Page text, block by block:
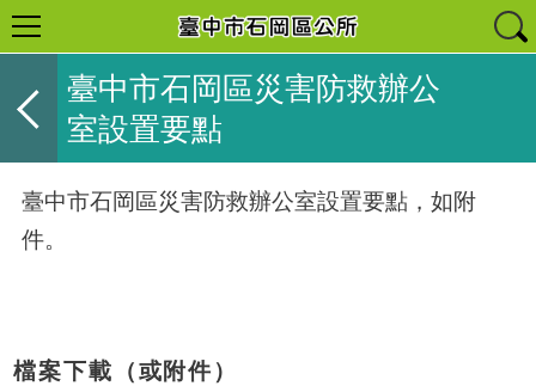
臺中市石岡區災害防救辦公
室設置要點
臺中市石岡區災害防救辦公室設置要點，如附
件。
檔案下載（或附件）